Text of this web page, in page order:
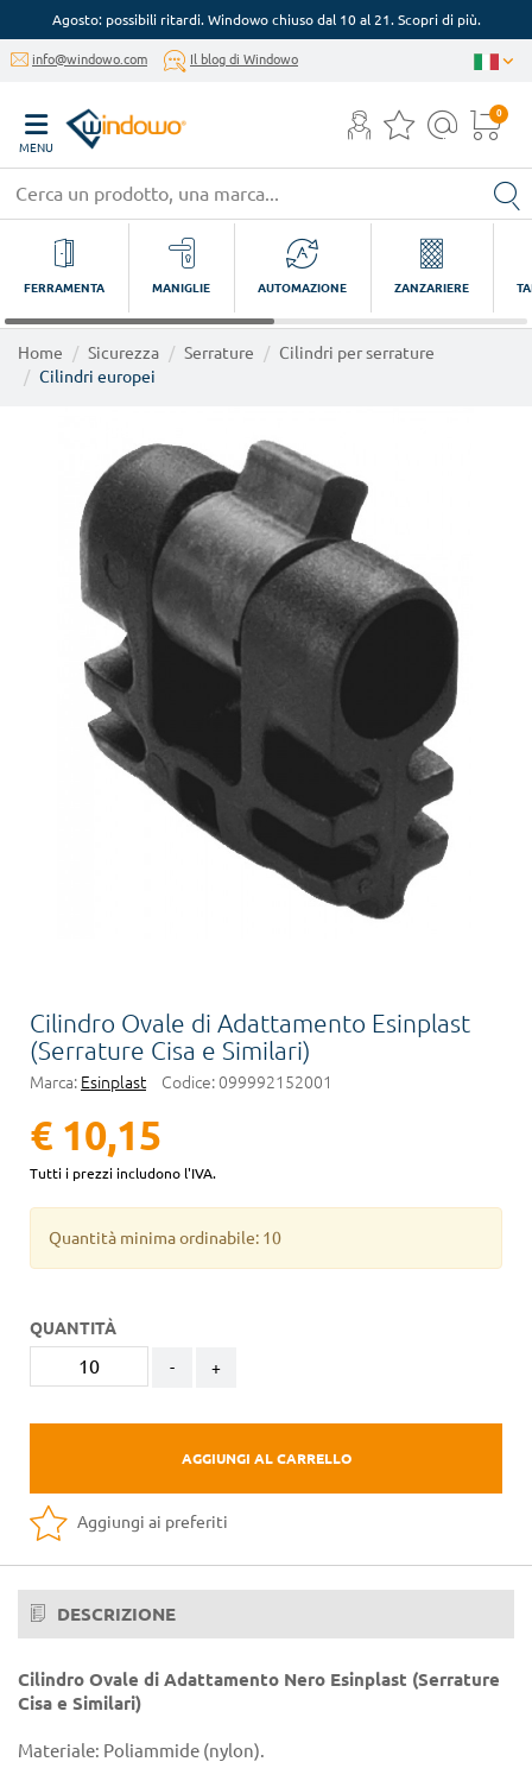
Agosto: possibili ritardi. Windowo chiuso dal 10 al 21. Scopri di più.
info@windowo.com Il blog di Windowo
MENU
0
FERRAMENTA MANIGLIE AUTOMAZIONE ZANZARIERE
Home Sicurezza Serrature
Cilindri per serrature
Cilindri europei
Cilindro Ovale di Adattamento Esinplast
(Serrature Cisa e Similari)
Marca: Esinplast Codice:099992152001
€ 10,15
Tutti i prezzi includono l'IVA.
Quantità minima ordinabile: 10
QUANTITÀ
- +
AGGIUNGI AL CARRELLO
Aggiungi ai preferiti
DESCRIZIONE
Cilindro Ovale di Adattamento Nero Esinplast (Serrature
Cisa e Similari)
Materiale: Poliammide (nylon).